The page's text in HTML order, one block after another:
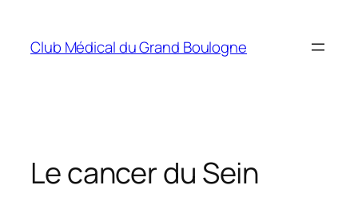
contenu
Club Médical du Grand Boulogne
Le cancer du Sein